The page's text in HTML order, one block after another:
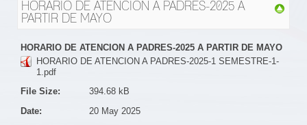
HORARIO DE ATENCION A PADRES-2025 A
PARTIR DE MAYO
HORARIO DE ATENCION A PADRES-2025 A PARTIR DE MAYO
HORARIO DE ATENCION A PADRES-2025-1 SEMESTRE-1-
1.pdf
File Size:
394.68 kB
Date:
20 May 2025